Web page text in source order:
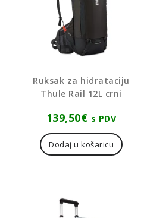
Ruksak za hidrataciju
Thule Rail 12L crni
139,50€ s PDV
Dodaj u košaricu